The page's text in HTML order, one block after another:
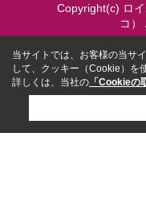
Copyright(c) ロ
コ）
当サイトでは、お客様の当サ
して、クッキー（Cookie）を
詳しくは、当社の 「Cookieの